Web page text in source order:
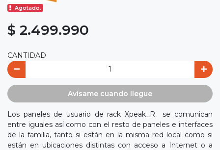
Agotado.
$ 2.499.990
CANTIDAD
Avísame cuando llegue
Los paneles de usuario de rack Xpeak_R se comunican
entre iguales así como con el resto de paneles e interfaces
de la familia, tanto si están en la misma red local como si
están en ubicaciones distintas con acceso a Internet o a